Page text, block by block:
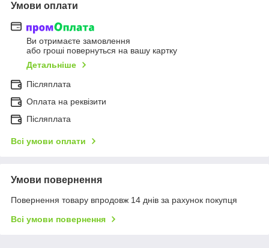
Умови оплати
Ви отримаєте замовлення
або гроші повернуться на вашу картку
Детальніше
Післяплата
Оплата на реквізити
Післяплата
Всі умови оплати
Умови повернення
Повернення товару впродовж 14 днів за рахунок покупця
Всі умови повернення